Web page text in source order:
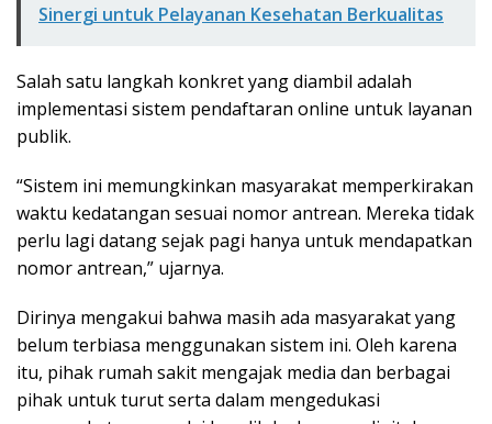
Sinergi untuk Pelayanan Kesehatan Berkualitas
Salah satu langkah konkret yang diambil adalah
implementasi sistem pendaftaran online untuk layanan
publik.
“Sistem ini memungkinkan masyarakat memperkirakan
waktu kedatangan sesuai nomor antrean. Mereka tidak
perlu lagi datang sejak pagi hanya untuk mendapatkan
nomor antrean,” ujarnya.
Dirinya mengakui bahwa masih ada masyarakat yang
belum terbiasa menggunakan sistem ini. Oleh karena
itu, pihak rumah sakit mengajak media dan berbagai
pihak untuk turut serta dalam mengedukasi